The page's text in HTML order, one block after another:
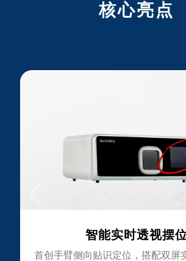
核心亮点
位，搭配双屏实时监控，医
1200